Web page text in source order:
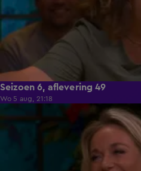
Seizoen 6, aflevering 49
Wo 5 aug, 21:18